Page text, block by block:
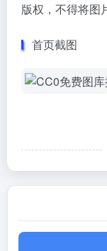
版权，不得将图
首页截图